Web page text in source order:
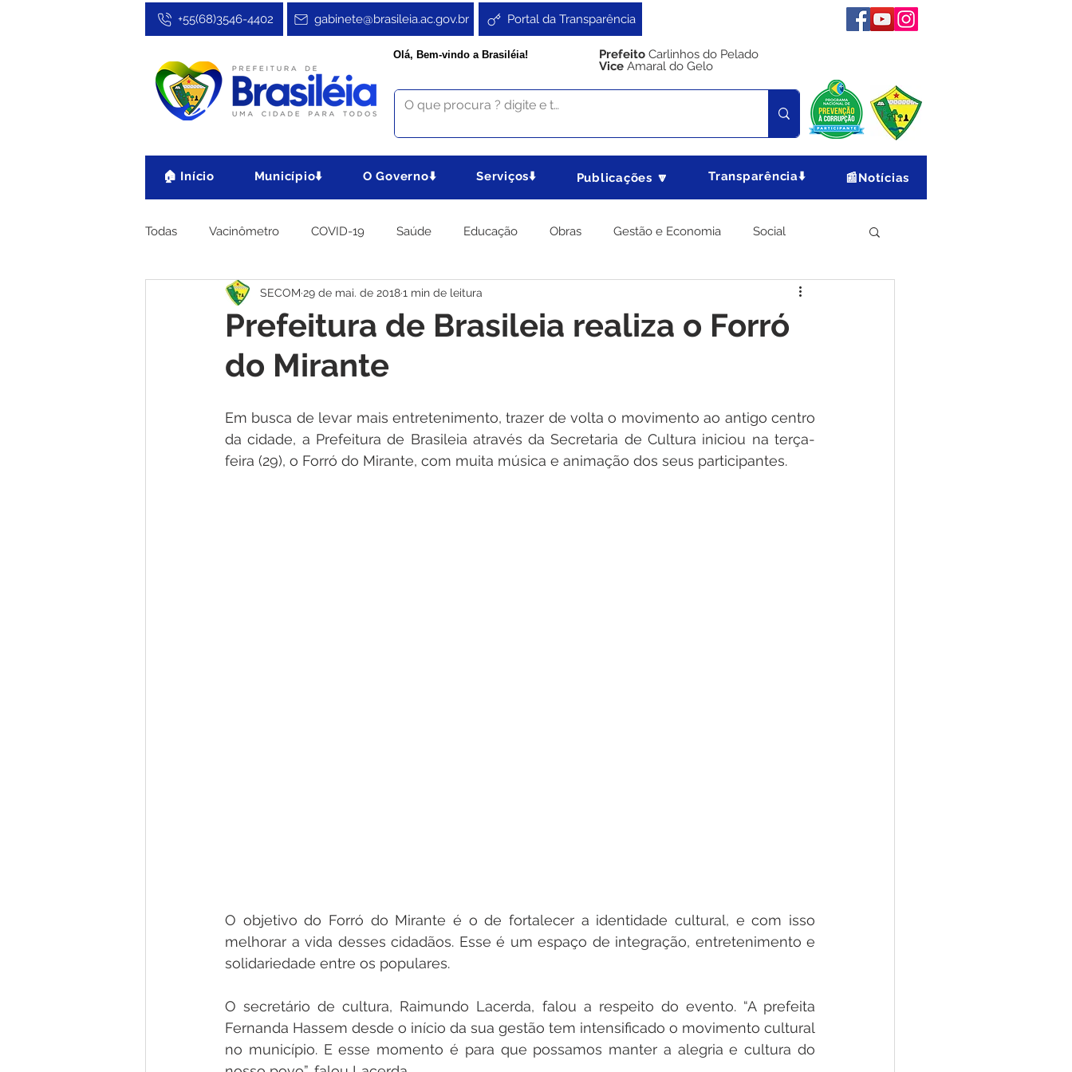
Portal da Transparência
gabinete@brasileia.ac.gov.br
+55(68)3546-4402
Olá, Bem-vindo a Brasiléia! Prefeito Carlinhos do Pelado
Vice Amaral do Gelo
🏠 Início Município⬇️ O Governo⬇️ Serviços⬇️ Publicações 🔽 Transparência⬇️ 📰Notícias
Todas Vacinômetro COVID-19 Saúde Educação Obras Gestão e Economia Social
Cultura, Festa e Esporte No Gabinete Agricultura e Produção Meio Ambiente
Institucional e Governo Licitações
Convênios e Parcerias Nota de Esclarecimento Emenda Parlamentar Nota de Pesar Defesa Civil
Prefeitura de Brasileia realiza o Forró
do Mirante
SECOM 29 de mai. de 20181 min de leitura
Em busca de levar mais entretenimento, trazer de volta o movimento ao antigo centro
da cidade, a Prefeitura de Brasileia através da Secretaria de Cultura iniciou na terça-
feira (29), o Forró do Mirante, com muita música e animação dos seus participantes.
O objetivo do Forró do Mirante é o de fortalecer a identidade cultural, e com isso
melhorar a vida desses cidadãos. Esse é um espaço de integração, entretenimento e
solidariedade entre os populares.
O secretário de cultura, Raimundo Lacerda, falou a respeito do evento. “A prefeita
Fernanda Hassem desde o início da sua gestão tem intensificado o movimento cultural
no município. E esse momento é para que possamos manter a alegria e cultura do